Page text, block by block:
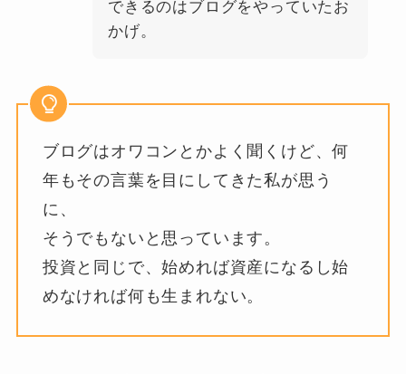
できるのはブログをやっていたお
かげ。
ブログはオワコンとかよく聞くけど、何
年もその言葉を目にしてきた私が思う
に、
そうでもないと思っています。
投資と同じで、始めれば資産になるし始
めなければ何も生まれない。